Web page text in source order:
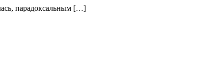
парадоксальным […]